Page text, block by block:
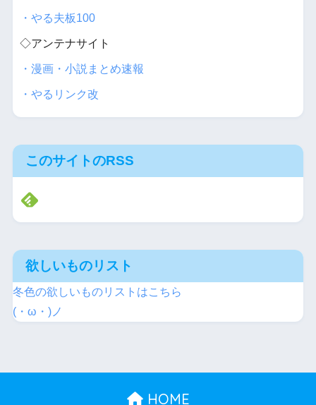
・やる夫板100
◇アンテナサイト
・漫画・小説まとめ速報
・やるリンク改
このサイトのRSS
欲しいものリスト
冬色の欲しいものリストはこちら
(・ω・)ノ
HOME